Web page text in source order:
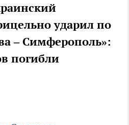
ударил по
– Симферополь»:
погибли